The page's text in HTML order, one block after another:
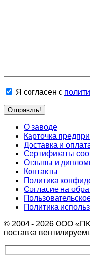
Я согласен с
О заводе
Карточка
Доставка и
Сертификаты
Отзывы и
Контакты
Политика
Согласие на
Политика
© 2004 - 2026 ООО
поставка